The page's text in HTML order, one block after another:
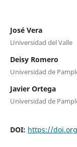
José Vera
Universidad del Valle
Deisy Romero
Universidad de
Javier Ortega
Universidad de
DOI: https://